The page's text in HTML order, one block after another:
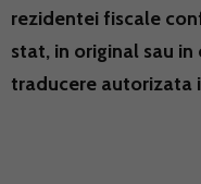
rezidentei fiscale
stat, in original sau
traducere autorizata